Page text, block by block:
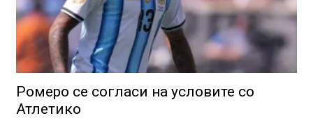
Ромеро се согласи на условите со
Атлетико